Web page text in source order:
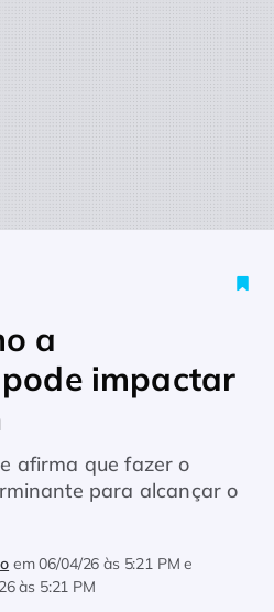
como a precificação pode impactar
a
impactar
afirma que fazer o
para alcançar o
em06/04/26 às 5:21 PM e
às 5:21 PM